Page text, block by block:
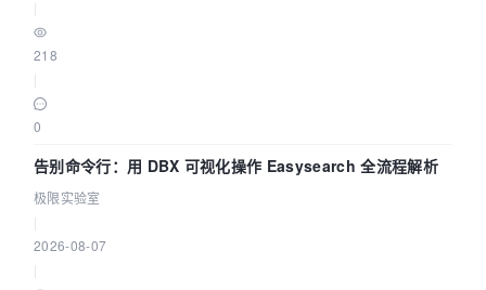
218
0
告别命令行：用 DBX 可视化操作 Easysearch 全流程解析
极限实验室
2026-08-07